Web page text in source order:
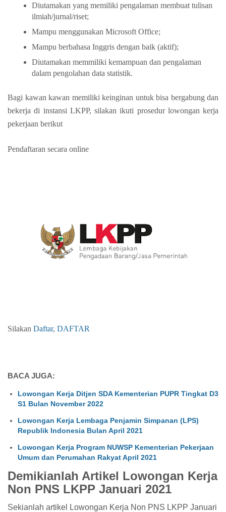
Diutamakan yang memiliki pengalaman membuat tulisan
ilmiah/jurnal/riset;
Mampu menggunakan Microsoft Office;
Mampu berbahasa Inggris dengan baik (aktif);
Diutamakan memmiliki kemampuan dan pengalaman
dalam pengolahan data statistik.
Bagi kawan kawan memiliki keinginan untuk bisa bergabung dan
bekerja di instansi LKPP, silakan ikuti prosedur lowongan kerja
pekerjaan berikut
Pendaftaran secara online
Silakan Daftar, DAFTAR
BACA JUGA:
Lowongan Kerja Ditjen SDA Kementerian PUPR Tingkat D3
S1 Bulan November 2022
Lowongan Kerja Lembaga Penjamin Simpanan (LPS)
Republik Indonesia Bulan April 2021
Lowongan Kerja Program NUWSP Kementerian Pekerjaan
Umum dan Perumahan Rakyat April 2021
Demikianlah Artikel Lowongan Kerja
Non PNS LKPP Januari 2021
Sekianlah artikel Lowongan Kerja Non PNS LKPP Januari